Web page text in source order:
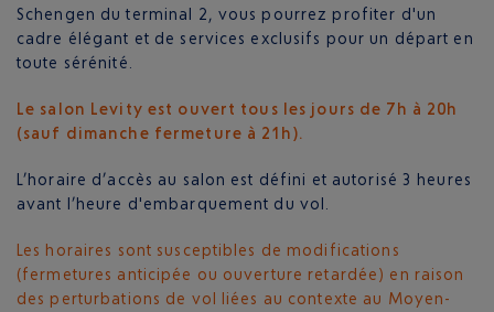
Schengen du terminal 2, vous pourrez profiter d'un
cadre élégant et de services exclusifs pour un départ en
toute sérénité.
Le salon Levity est ouvert tous les jours de 7h à 20h
(sauf dimanche fermeture à 21h).
L’horaire d’accès au salon est défini et autorisé 3 heures
avant l’heure d'embarquement du vol.
Les horaires sont susceptibles de modifications
(fermetures anticipée ou ouverture retardée) en raison
des perturbations de vol liées au contexte au Moyen-